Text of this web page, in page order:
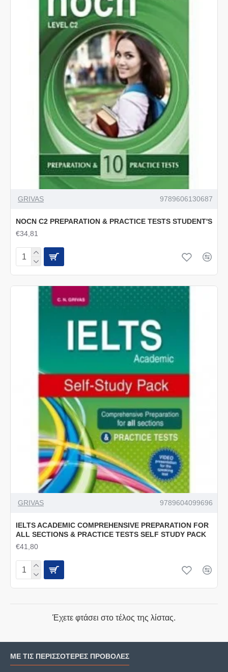
GRIVAS 9789606130687
NOCN C2 PREPARATION & PRACTICE TESTS STUDENT'S
€34,81
GRIVAS 9789604099696
IELTS ACADEMIC COMPREHENSIVE PREPARATION FOR
ALL SECTIONS & PRACTICE TESTS SELF STUDY PACK
€41,80
Έχετε φτάσει στο τέλος της λίστας.
ΜΕ ΤΙΣ ΠΕΡΙΣΣΌΤΕΡΕΣ ΠΡΟΒΟΛΈΣ